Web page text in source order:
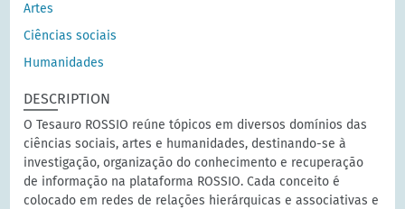
Artes
Ciências sociais
Humanidades
DESCRIPTION
O Tesauro ROSSIO reúne tópicos em diversos domínios das
ciências sociais, artes e humanidades, destinando-se à
investigação, organização do conhecimento e recuperação
de informação na plataforma ROSSIO. Cada conceito é
colocado em redes de relações hierárquicas e associativas e